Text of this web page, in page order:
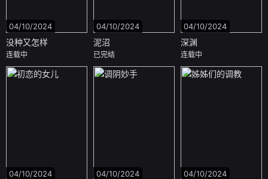
04/10/2024
没种又怎样
连载中
04/10/2024
泥沼
已完结
04/10/2024
深渊
连载中
04/10/2024 04/10/2024 04/10/2024